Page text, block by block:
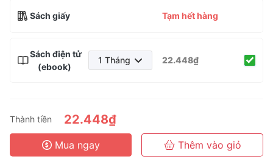
Sách giấy Tạm hết hàng
Sách điện tử
(ebook)
1 Tháng
6 Tháng
3 Năm
22.448₫
Thành tiền 22.448₫
Mua ngay Thêm vào giỏ